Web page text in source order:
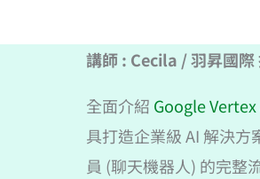
講師 : Cecila / 羽昇國際
全面介紹 Google Vertex
具打造企業級 AI 解決方
員 (聊天機器人) 的完整